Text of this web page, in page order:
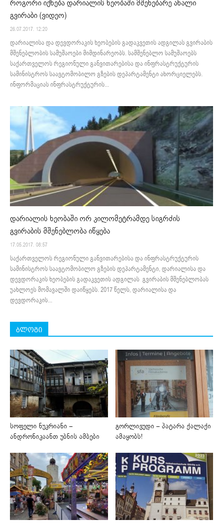
როგორი იქნება დარიალის ხეობაში მშენებარე ახალი
გვირაბი (ვიდეო)
26.07.2017. 12:20
დარიალისა და დევდორაკის ხეობების გადაკვეთის ადგილას გვირაბის
მშენებლობის სამუშაოები მიმდინარეობს. სამშენებლო სამუშაოებს
საქართველოს რეგიონული განვითარებისა და ინფრასტრუქტურის
სამინისტროს საავტომობილო გზების დეპარტამენტი ახორციელებს.
ინფორმაციას ინფრასტრუქტურის...
დარიალის ხეობაში ორ კილომეტრამდე სიგრძის
გვირაბის მშენებლობა იწყება
17.05.2017. 08:57
საქართველოს რეგიონული განვითარებისა და ინფრასტრუქტურის
სამინისტროს საავტომობილო გზების დეპარტამენტი, დარიალისა და
დევდორაკის ხეობების გადაკვეთის ადგილას გვირაბის მშენებლობას
უახლოეს მომავალში დაიწყებს. 2017 წელს, დარიალისა და
დევდორაკის...
ბლოგი
სოფელი ნუკრიანი –
ანდრონიკაანთ უბნის ამბები
გორლივუდი – პატარა ქალაქი
ამაყობს!